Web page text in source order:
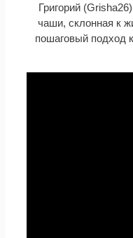
Григорий
чаши, склонная к
пошаговый подход